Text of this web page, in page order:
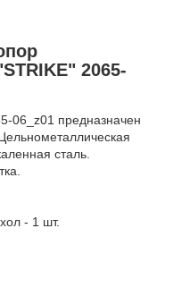
2065-
06_z01 предназначен
сталь.
- 1 шт.